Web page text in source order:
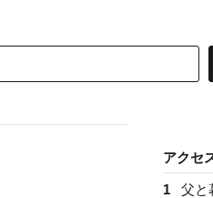
アクセ
1 父と